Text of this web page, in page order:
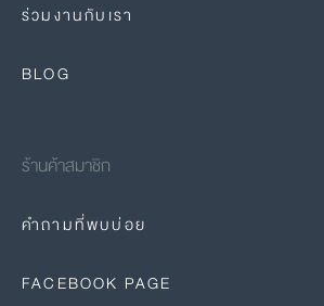
ร่วมงานกับเรา
BLOG
ร้านค้าสมาชิก
คำถามที่พบบ่อย
FACEBOOK PAGE